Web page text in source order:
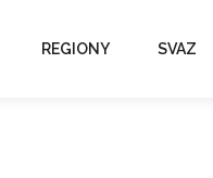
REGIONY SVAZ